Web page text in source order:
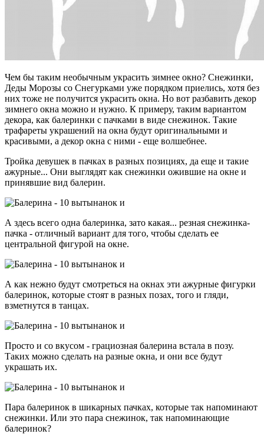
Чем бы таким необычным украсить зимнее окно? Снежинки,
Деды Морозы со Снегурками уже порядком приелись, хотя без
них тоже не получится украсить окна. Но вот разбавить декор
зимнего окна можно и нужно. К примеру, таким вариантом
декора, как балеринки с пачками в виде снежинок. Такие
трафареты украшений на окна будут оригинальными и
красивыми, а декор окна с ними - еще волшебнее.
Тройка девушек в пачках в разных позициях, да еще и такие
ажурные... Они выглядят как снежинки ожившие на окне и
принявшие вид балерин.
А здесь всего одна балеринка, зато какая... резная снежинка-
пачка - отличный вариант для того, чтобы сделать ее
центральной фигурой на окне.
А как нежно будут смотреться на окнах эти ажурные фигурки
балеринок, которые стоят в разных позах, того и гляди,
взметнутся в танцах.
Просто и со вкусом - грациозная балерина встала в позу.
Таких можно сделать на разные окна, и они все будут
украшать их.
Пара балеринок в шикарных пачках, которые так напоминают
снежинки. Или это пара снежинок, так напоминающие
балеринок?